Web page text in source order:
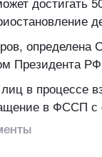
Президента
в процессе
в ФССП